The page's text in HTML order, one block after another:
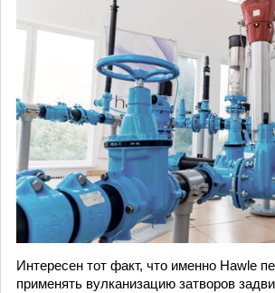
Интересен тот факт, что именно Hawle
применять вулканизацию затворов